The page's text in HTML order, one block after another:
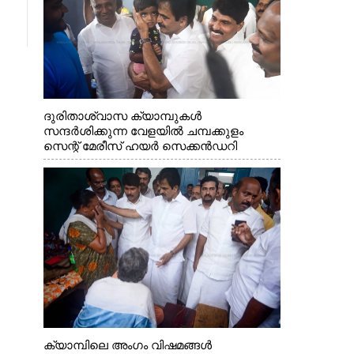
ദുരിതാശ്വാസ ക്യാമ്പുകൾ
സന്ദർശിക്കുന്ന വേളയിൽ ചമ്പക്കുളം
സെന്റ് മേരീസ് ഹയർ സെക്കൻഡറി
സ്കൂളിലെ ക്യാമ്പിലെത്തിയ എ.ഐ.സി.സി
ജനറൽ സെക്രട്ടറി കെ.സി
വേണുഗോപാൽ എം.പി കുരുന്നിനെ
എടുത്ത് ലാളിച്ചപ്പോൾ. സഹകരണ-
എക്സൈസ് വകുപ്പ് മന്ത്രി എം. ലിജു,
കൃഷിവകുപ്പ് മന്ത്രി ടി. സിദ്ദിഖ്, റെജി
ചെറിയാൻ എം. എൽ. എ എന്നിവർ സമീപം
ക്യാമ്പിലെ അംഗം വിഷമങ്ങൾ